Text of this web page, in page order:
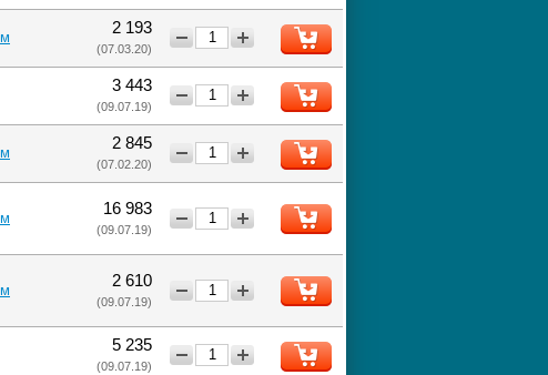
2 193
(07.03.20)
+
3 443
(09.07.19)
+
2 845
(07.02.20)
+
16 983
(09.07.19)
+
2 610
(09.07.19)
+
5 235
(09.07.19)
+